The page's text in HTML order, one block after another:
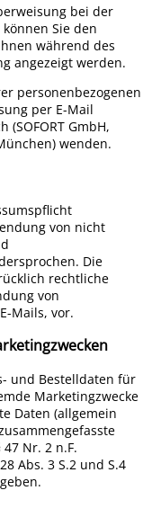
bei der
Sie den
während des
angezeigt werden.
personenbezogenen
per E-Mail
GmbH,
wenden.
von nicht
Die
rechtliche
von
Mails, vor.
und Bestelldaten für
Marketingzwecke
Daten (allgemein
Nr. 2 n.F.
Abs. 3 S.2 und S.4